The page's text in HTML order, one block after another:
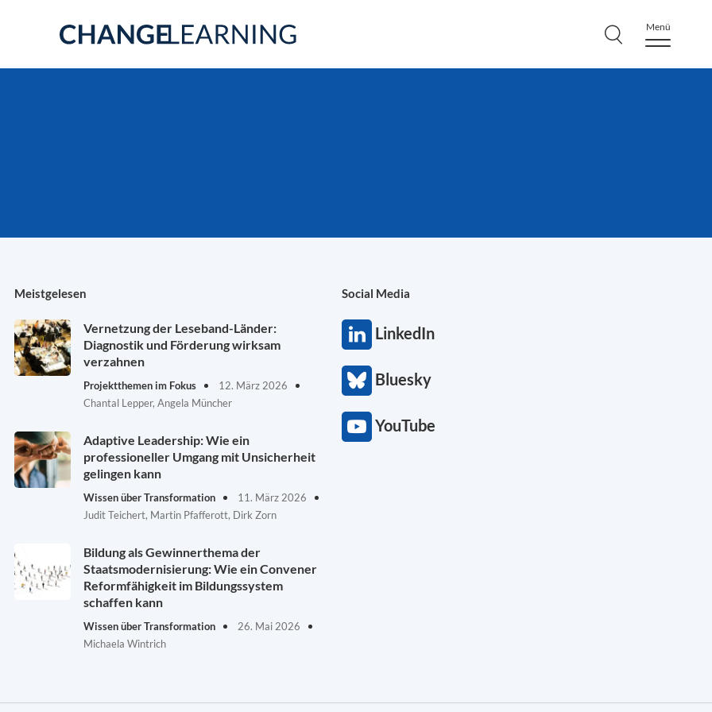
Menü
Meistgelesen
Vernetzung der Leseband-Länder:
Diagnostik und Förderung wirksam
verzahnen
Projektthemen im Fokus
12. März 2026
Chantal Lepper, Angela Müncher
Adaptive Leadership: Wie ein
professioneller Umgang mit Unsicherheit
gelingen kann
Wissen über Transformation
11. März 2026
Judit Teichert, Martin Pfafferott, Dirk Zorn
Bildung als Gewinnerthema der
Staatsmodernisierung: Wie ein Convener
Reformfähigkeit im Bildungssystem
schaffen kann
Wissen über Transformation
26. Mai 2026
Michaela Wintrich
Social Media
LinkedIn
Bluesky
YouTube